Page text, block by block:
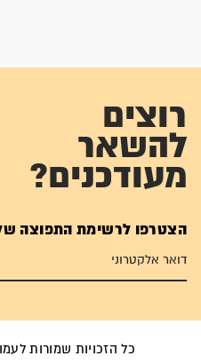
רוצים
להשאר
מעודכנים?
הצטרפו לרשימת התפוצה
כל הזכויות שמורות